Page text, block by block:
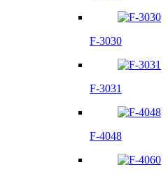
F-3030
F-3031
F-4048